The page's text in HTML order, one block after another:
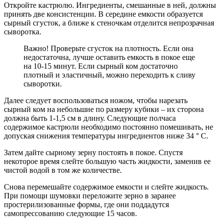
Откройте кастрюлю. Ингредиенты, смешанные в ней, должны
принять две консистенции. В середине емкости образуется
сырный сгусток, а ближе к стеночкам отделится непрозрачная
сыворотка.
Важно! Проверьте сгусток на плотность. Если она
недостаточна, лучше оставить емкость в покое еще
на 10-15 минут. Если сырный ком достаточно
плотный и эластичный, можно переходить к сливу
сыворотки.
Далее следует воспользоваться ножом, чтобы нарезать
сырный ком на небольшие по размеру кубики – их сторона
должна быть 1-1,5 см в длину. Следующие полчаса
содержимое кастрюли необходимо постоянно помешивать, не
допуская снижения температуры ингредиентов ниже 34 ° С.
Затем дайте сырному зерну постоять в покое. Спустя
некоторое время слейте большую часть жидкости, заменив ее
чистой водой в том же количестве.
Снова перемешайте содержимое емкости и слейте жидкость.
При помощи шумовки переложите зерно в заранее
простерилизованные формы, где они поддадутся
самопрессованию следующие 15 часов.